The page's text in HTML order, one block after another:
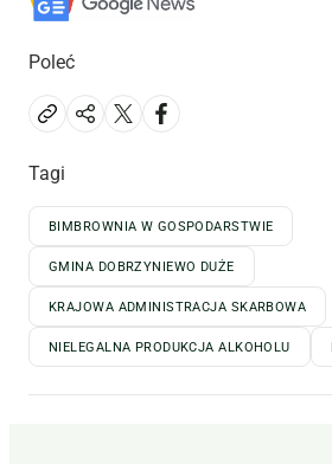
Poleć
Tagi
BIMBROWNIA W GOSPODARSTWIE
GMINA DOBRZYNIEWO DUŻE
KRAJOWA ADMINISTRACJA SKARBOWA
NIELEGALNA PRODUKCJA ALKOHOLU